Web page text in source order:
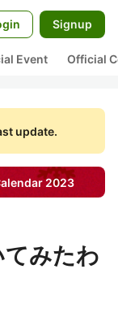
Signup
Event Official
update.
2023
みたわ